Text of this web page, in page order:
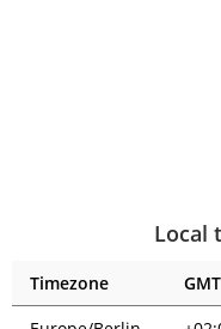
Local
Timezone GMT